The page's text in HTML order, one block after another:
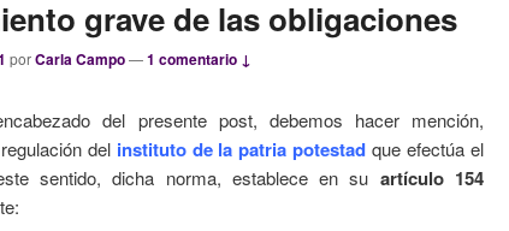
grave de las obligaciones
porCarla Campo—1 comentario ↓
del presente post, debemos hacer mención,
del instituto de la patria potestad que efectúa el
sentido, dicha norma, establece en su artículo 154